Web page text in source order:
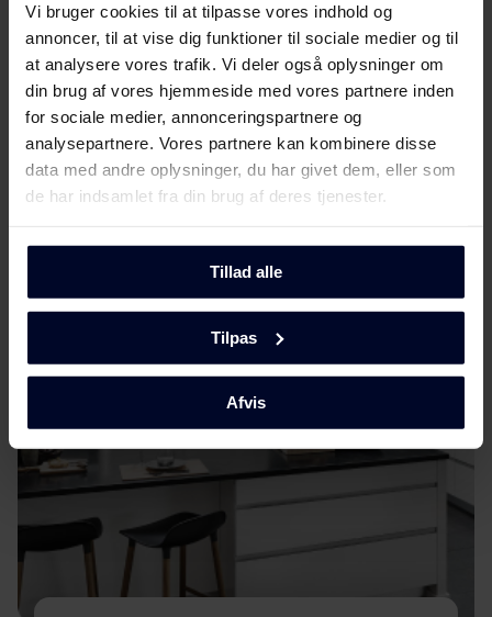
Vi bruger cookies til at tilpasse vores indhold og
annoncer, til at vise dig funktioner til sociale medier og til
at analysere vores trafik. Vi deler også oplysninger om
din brug af vores hjemmeside med vores partnere inden
for sociale medier, annonceringspartnere og
analysepartnere. Vores partnere kan kombinere disse
data med andre oplysninger, du har givet dem, eller som
de har indsamlet fra din brug af deres tjenester.
Tillad alle
Tilpas
Afvis
(DK,EN,FI,NO,SV)
Download
Tekniske tegninger
Monteringsvejledning Download
Produktbillede KFI 301752-2
Produktbillede KFI
301752-2
Hent alt (4) Hent udvalgt
Vis mere